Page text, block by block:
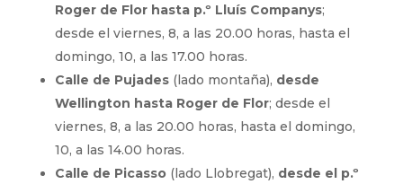
Roger de Flor hasta p.º Lluís Companys;
desde el viernes, 8, a las 20.00 horas, hasta el
domingo, 10, a las 17.00 horas.
Calle de Pujades(lado montaña), desde
Wellington hasta Roger de Flor; desde el
viernes, 8, a las 20.00 horas, hasta el domingo,
10, a las 14.00 horas.
Calle de Picasso(lado Llobregat), desde el p.º